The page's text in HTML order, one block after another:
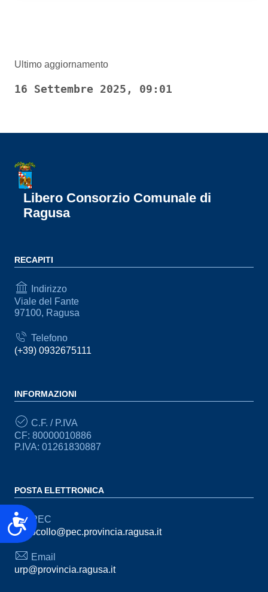
Accessibilità
Ultimo aggiornamento
16 Settembre 2025, 09:01
Libero Consorzio Comunale di
Ragusa
RECAPITI
Indirizzo
Viale del Fante
97100, Ragusa
Telefono
(+39) 0932675111
INFORMAZIONI
C.F. / P.IVA
CF: 80000010886
P.IVA: 01261830887
POSTA ELETTRONICA
PEC
protocollo@pec.provincia.ragusa.it
Email
urp@provincia.ragusa.it